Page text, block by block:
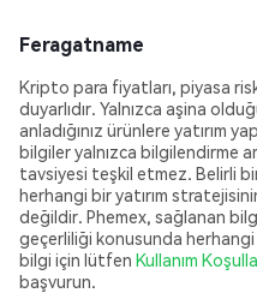
Feragatname
Kripto para fiyatları, piyasa
duyarlıdır. Yalnızca aşina
anladığınız ürünlere yatırım
bilgiler yalnızca bilgilendirme
tavsiyesi teşkil etmez. Belirli bir
herhangi bir yatırım
değildir. Phemex, sağlanan
geçerliliği konusunda
bilgi için lütfen Kullanım
başvurun.